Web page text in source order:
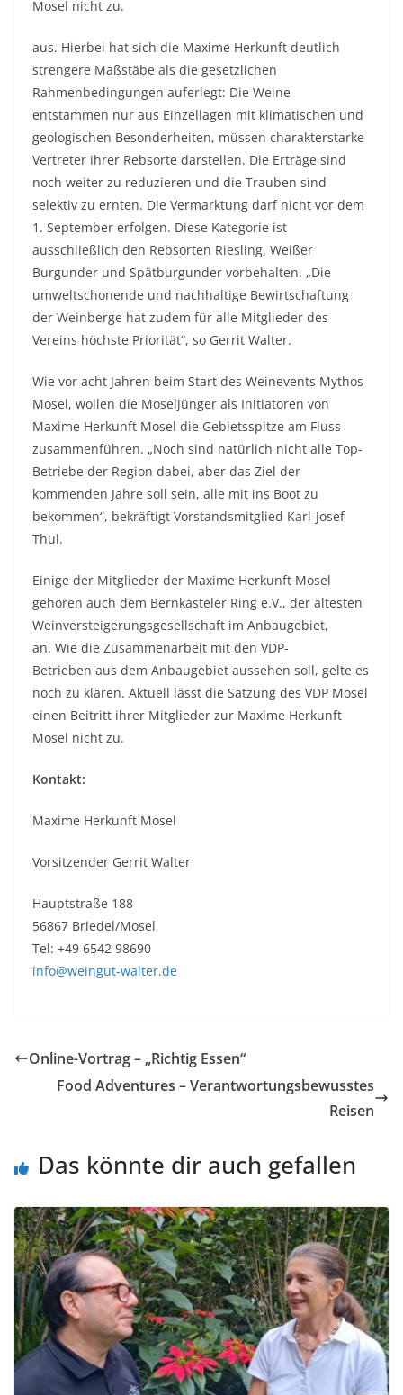
Mosel nicht zu.
aus. Hierbei hat sich die Maxime Herkunft deutlich
strengere Maßstäbe als die gesetzlichen
Rahmenbedingungen auferlegt: Die Weine
entstammen nur aus Einzellagen mit klimatischen und
geologischen Besonderheiten, müssen charakterstarke
Vertreter ihrer Rebsorte darstellen. Die Erträge sind
noch weiter zu reduzieren und die Trauben sind
selektiv zu ernten. Die Vermarktung darf nicht vor dem
1. September erfolgen. Diese Kategorie ist
ausschließlich den Rebsorten Riesling, Weißer
Burgunder und Spätburgunder vorbehalten. „Die
umweltschonende und nachhaltige Bewirtschaftung
der Weinberge hat zudem für alle Mitglieder des
Vereins höchste Priorität“, so Gerrit Walter.
Wie vor acht Jahren beim Start des Weinevents Mythos
Mosel, wollen die Moseljünger als Initiatoren von
Maxime Herkunft Mosel die Gebietsspitze am Fluss
zusammenführen. „Noch sind natürlich nicht alle Top-
Betriebe der Region dabei, aber das Ziel der
kommenden Jahre soll sein, alle mit ins Boot zu
bekommen“, bekräftigt Vorstandsmitglied Karl-Josef
Thul.
Einige der Mitglieder der Maxime Herkunft Mosel
gehören auch dem Bernkasteler Ring e.V., der ältesten
Weinversteigerungsgesellschaft im Anbaugebiet,
an. Wie die Zusammenarbeit mit den VDP-
Betrieben aus dem Anbaugebiet aussehen soll, gelte es
noch zu klären. Aktuell lässt die Satzung des VDP Mosel
einen Beitritt ihrer Mitglieder zur Maxime Herkunft
Mosel nicht zu.
Kontakt:
Maxime Herkunft Mosel
Vorsitzender Gerrit Walter
Hauptstraße 188
56867 Briedel/Mosel
Tel: +49 6542 98690
info@weingut-walter.de
Online-Vortrag – „Richtig Essen“
Food Adventures – Verantwortungsbewusstes
Reisen
Das könnte dir auch gefallen